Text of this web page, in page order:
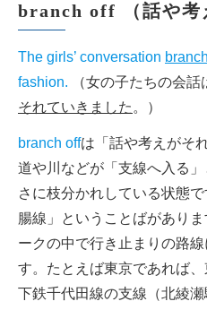
branch off （話や考
The girls’ conversation
fashion.
（女の子たちの会
それていきました 。）
branch offは「話や考えがそ
道や川などが「支線へ入る
さに枝分かれしている状態
腸線」ということばがあり
ークの中で行き止まりの路
す。たとえば東京であれば
下鉄千代田線の支線（北綾